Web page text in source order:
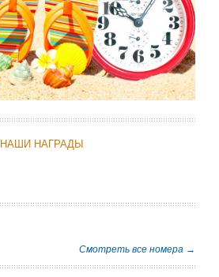
НАШИ НАГРАДЫ
Смотреть все номера →